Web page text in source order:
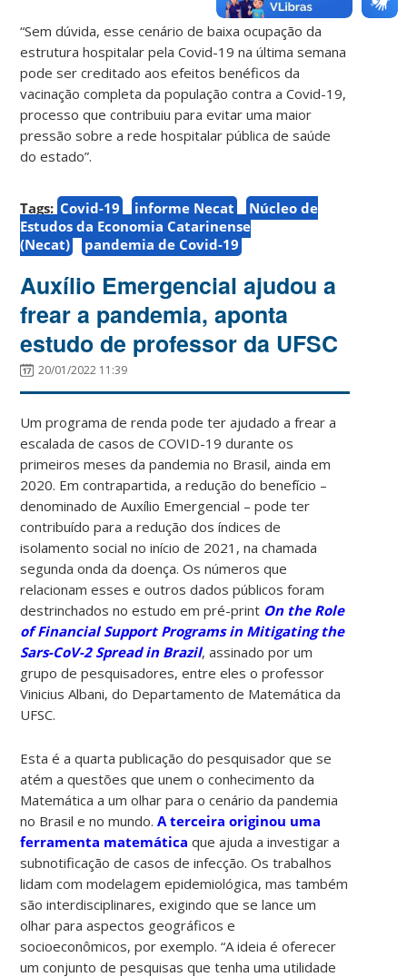
“Sem dúvida, esse cenário de baixa ocupação da
estrutura hospitalar pela Covid-19 na última semana
pode ser creditado aos efeitos benéficos da
vacinação completa da população contra a Covid-19,
processo que contribuiu para evitar uma maior
pressão sobre a rede hospitalar pública de saúde
do estado”.
Tags: Covid-19 informe Necat
Núcleo de
Estudos da Economia Catarinense
(Necat)
pandemia de Covid-19
Auxílio Emergencial ajudou a
frear a pandemia, aponta
estudo de professor da UFSC
20/01/2022 11:39
Um programa de renda pode ter ajudado a frear a
escalada de casos de COVID-19 durante os
primeiros meses da pandemia no Brasil, ainda em
2020. Em contrapartida, a redução do benefício –
denominado de Auxílio Emergencial – pode ter
contribuído para a redução dos índices de
isolamento social no início de 2021, na chamada
segunda onda da doença. Os números que
relacionam esses e outros dados públicos foram
destrinchados no estudo em pré-print On the Role
of Financial Support Programs in Mitigating the
Sars-CoV-2 Spread in Brazil, assinado por um
grupo de pesquisadores, entre eles o professor
Vinicius Albani, do Departamento de Matemática da
UFSC.
Esta é a quarta publicação do pesquisador que se
atém a questões que unem o conhecimento da
Matemática a um olhar para o cenário da pandemia
no Brasil e no mundo.A terceira originou uma
ferramenta matemática que ajuda a investigar a
subnotificação de casos de infecção. Os trabalhos
lidam com modelagem epidemiológica, mas também
são interdisciplinares, exigindo que se lance um
olhar para aspectos geográficos e
socioeconômicos, por exemplo. “A ideia é oferecer
um conjunto de pesquisas que tenha uma utilidade